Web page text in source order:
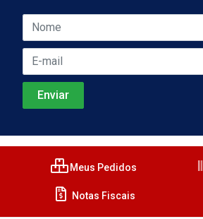
Meus Pedidos
Notas Fiscais